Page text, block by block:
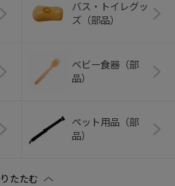
バス・トイレグッ
ズ（部品）
ベビー食器（部
品）
ペット用品（部
品）